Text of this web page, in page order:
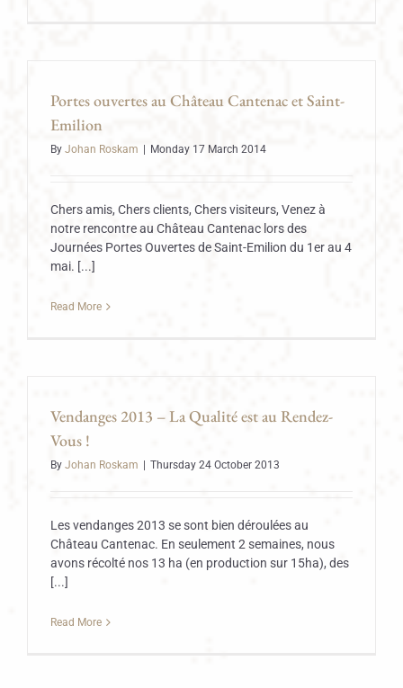
Portes ouvertes au Château Cantenac et Saint-
Emilion
By Johan Roskam Monday 17 March 2014
Chers amis, Chers clients, Chers visiteurs, Venez à
notre rencontre au Château Cantenac lors des
Journées Portes Ouvertes de Saint-Emilion du 1er au 4
mai. [...]
Read More
Vendanges 2013 – La Qualité est au Rendez-
Vous !
By Johan Roskam Thursday 24 October 2013
Les vendanges 2013 se sont bien déroulées au
Château Cantenac. En seulement 2 semaines, nous
avons récolté nos 13 ha (en production sur 15ha), des
[...]
Read More